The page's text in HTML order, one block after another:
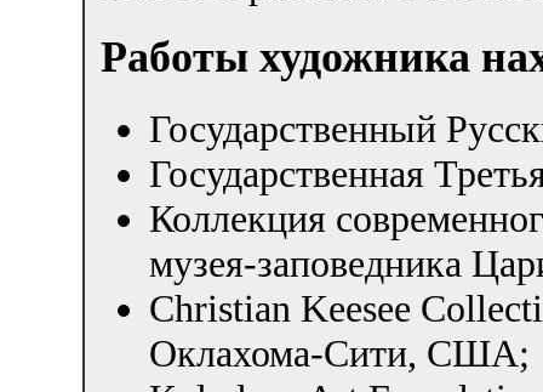
Работы художника
Государственный
Государственная
Коллекция
музея-заповедника
Christian Keesee
Оклахома-Сити, США;